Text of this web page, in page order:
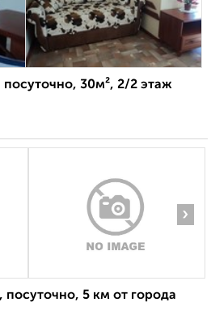
30м², 2/2 этаж
›
5 км от города